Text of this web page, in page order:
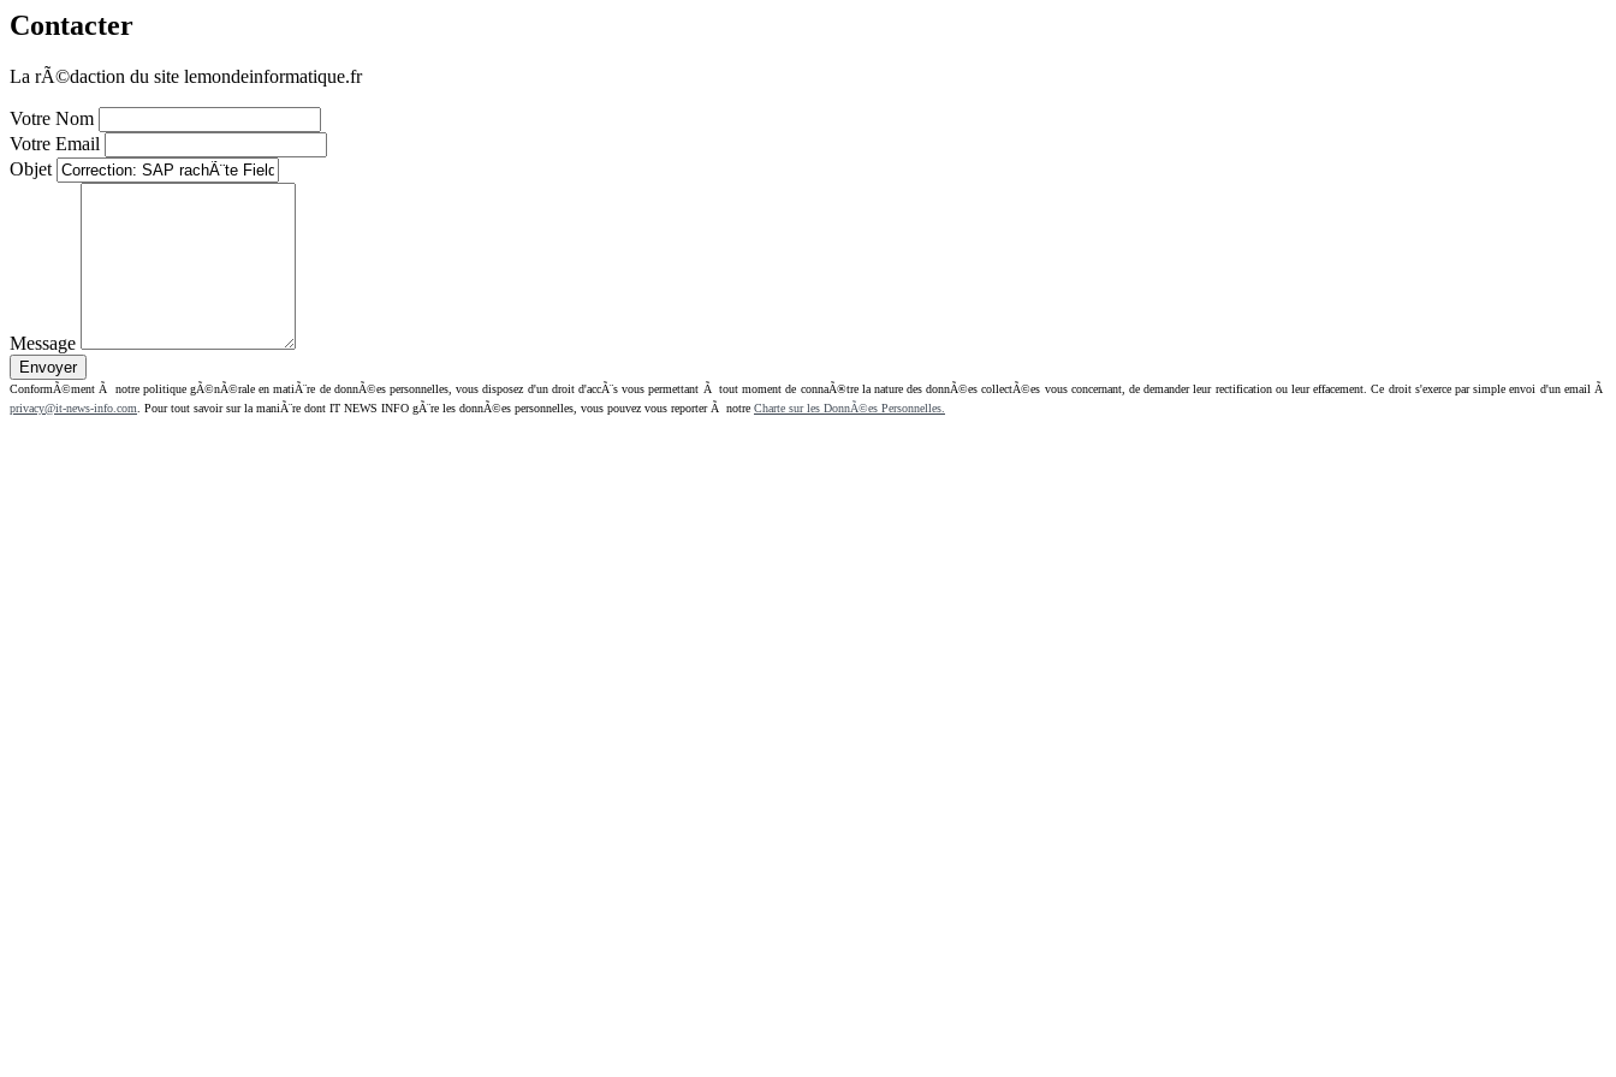
Contacter
La rÃ©daction du site lemondeinformatique.fr
Votre Nom
Votre Email
Objet
Message
ConformÃ©ment Ã notre politique gÃ©nÃ©rale en matiÃ¨re de donnÃ©es personnelles, vous disposez d'un droit d'accÃ¨s vous permettant Ã tout moment de connaÃ®tre la nature des donnÃ©es collectÃ©es vous concernant, de demander leur rectification ou leur effacement. Ce droit s'exerce par simple envoi d'un email Ã
privacy@it-news-info.com . Pour tout savoir sur la maniÃ¨re dont IT NEWS INFO gÃ¨re les donnÃ©es personnelles, vous pouvez vous reporter Ã notre Charte sur les DonnÃ©es Personnelles.